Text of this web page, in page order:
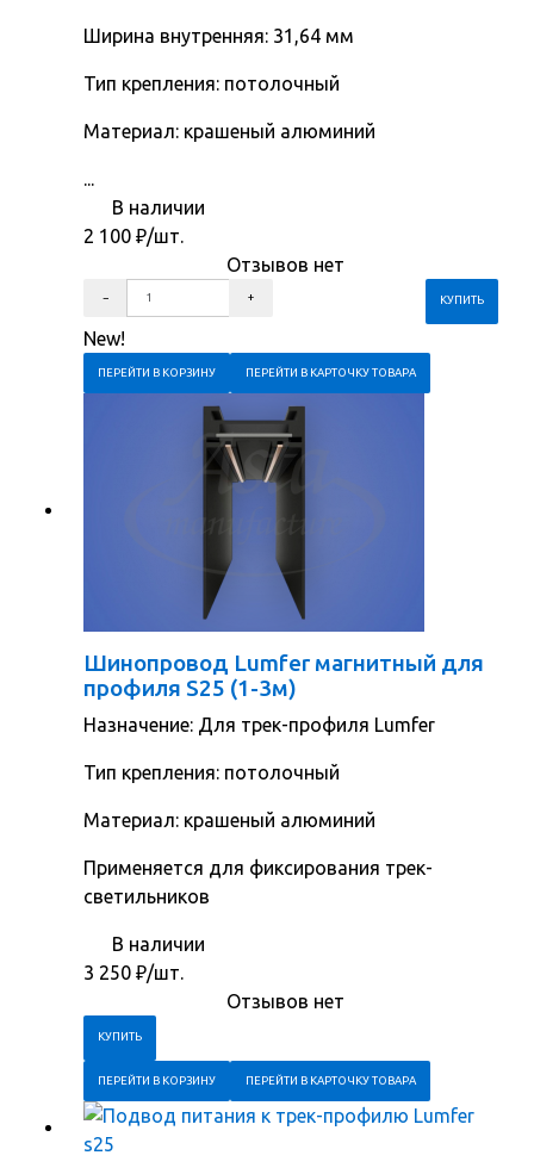
Ширина внутренняя: 31,64 мм
Тип крепления: потолочный
Материал: крашеный алюминий
...
В наличии
2 100 ₽/шт.
Отзывов нет
New!
ПЕРЕЙТИ В КОРЗИНУ ПЕРЕЙТИ В КАРТОЧКУ ТОВАРА
Шинопровод Lumfer магнитный для
профиля S25 (1-3м)
Назначение: Для трек-профиля Lumfer
Тип крепления: потолочный
Материал: крашеный алюминий
Применяется для фиксирования трек-
светильников
В наличии
3 250 ₽/шт.
Отзывов нет
ПЕРЕЙТИ В КОРЗИНУ ПЕРЕЙТИ В КАРТОЧКУ ТОВАРА